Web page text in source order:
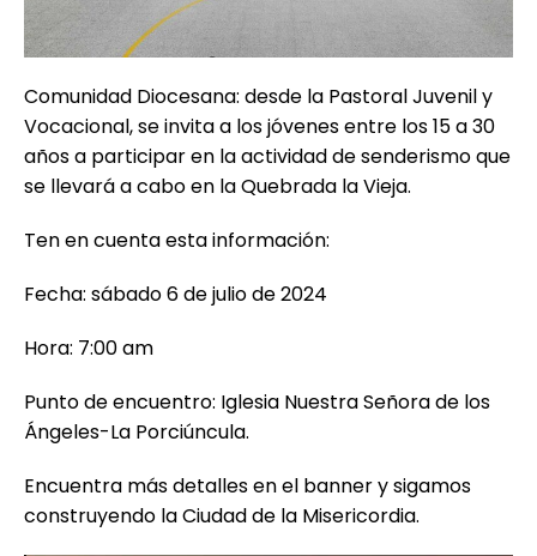
Comunidad Diocesana: desde la Pastoral Juvenil y
Vocacional, se invita a los jóvenes entre los 15 a 30
años a participar en la actividad de senderismo que
se llevará a cabo en la Quebrada la Vieja.
Ten en cuenta esta información:
Fecha: sábado 6 de julio de 2024
Hora: 7:00 am
Punto de encuentro: Iglesia Nuestra Señora de los
Ángeles-La Porciúncula.
Encuentra más detalles en el banner y sigamos
construyendo la Ciudad de la Misericordia.